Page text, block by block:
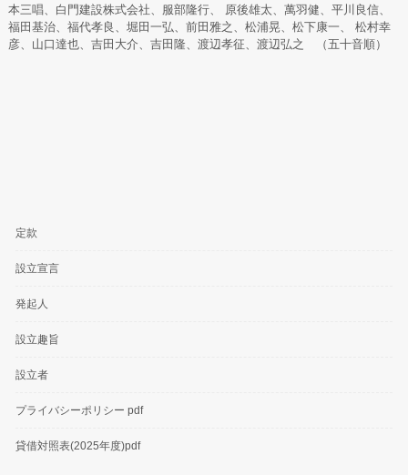
本三唱、白門建設株式会社、服部隆行、 原後雄太、萬羽健、平川良信、
福田基治、福代孝良、堀田一弘、前田雅之、松浦晃、松下康一、 松村幸
彦、山口達也、吉田大介、吉田隆、渡辺孝征、渡辺弘之 （五十音順）
定款
設立宣言
発起人
設立趣旨
設立者
プライバシーポリシー pdf
貸借対照表(2025年度)pdf